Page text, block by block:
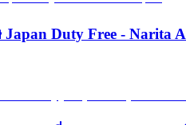
Duty Free - Narita